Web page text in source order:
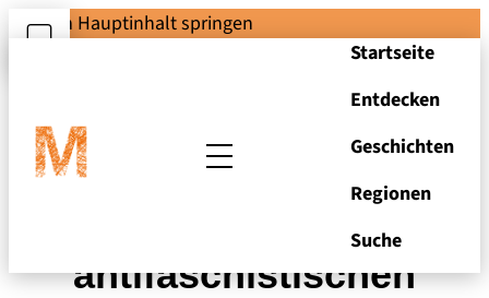
Zum Hauptinhalt springen
Startseite
Entdecken
Geschichten
Regionen
Suche
"Museum des
antifaschistischen